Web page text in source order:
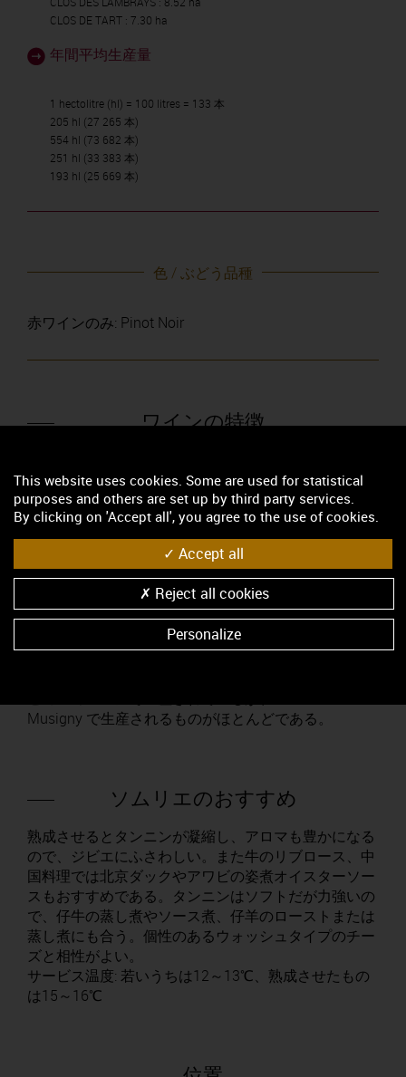
CLOS DE TART : 7.30 ha
年間平均生産量
1 hectolitre (hl) = 100 litres = 133 本
205 hl (27 265 本)
554 hl (73 682 本)
251 hl (33 383 本)
193 hl (25 669 本)
色 / ぶどう品種
赤ワインのみ: Pinot Noir
ワインの特徴
なる。外観は純粋なルビーまたはくすんだルビー。
Clos de Tart はスミレやイチゴの香りを放ち、堅固さ
と魅力を併せもつ。若いうちはかなりタニックだが、
年とともに角がとれ複雑性を帯びる。Clos des
Lambrays は、若いうちはチェリーの香りがするまろ
やかなワイン。熟成を経ると重々しく奥深い。Clos
Saint-Denis は豊満さよりも、そのニュアンスが印象
深く、Côte de Nuits のモーツアルトといえる。 Clos
de la Roche はより個性的で、重々しく深みのある
Musigny で生産されるものがほとんどである。
ソムリエのおすすめ
熟成させるとタンニンが凝縮し、アロマも豊かになる
ので、ジビエにふさわしい。また牛のリブロース、中
国料理では北京ダックやアワビの姿煮オイスターソー
スもおすすめである。タンニンはソフトだが力強いの
で、仔牛の蒸し煮やソース煮、仔羊のローストまたは
蒸し煮にも合う。個性のあるウォッシュタイプのチー
ズと相性がよい。
サービス温度: 若いうちは12～13℃、熟成させたもの
は15～16℃
This website uses cookies. Some are used for statistical
purposes and others are set up by third party services.
By clicking on 'Accept all', you agree to the use of cookies.
Accept all
Reject all cookies
Personalize